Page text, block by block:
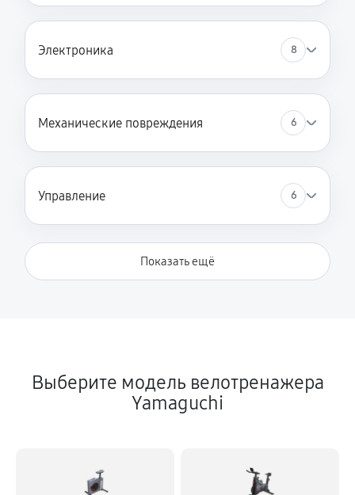
Техническое обслуживание велотренажера
Электроника 8
Механические повреждения 6
Управление 6
Показать ещё
Выберите модель велотренажера
Yamaguchi